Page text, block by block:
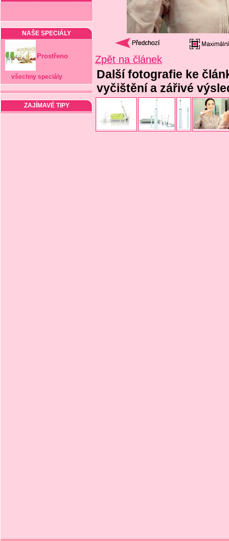
NAŠE SPECIÁLY
Prostřeno
všechny speciály
ZAJÍMAVÉ TIPY
Zpět na článek
Další fotografie ke
vyčištění a zářivé